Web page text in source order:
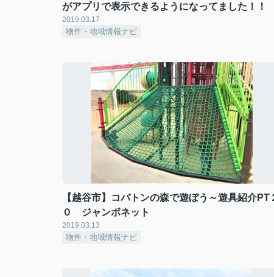
がアプリで表示できるようになってました！！
2019.03.17
物件・地域情報ナビ
【越谷市】コバトンの森で遊ぼう～遊具紹介PT
０ ジャンボネット
2019.03.13
物件・地域情報ナビ